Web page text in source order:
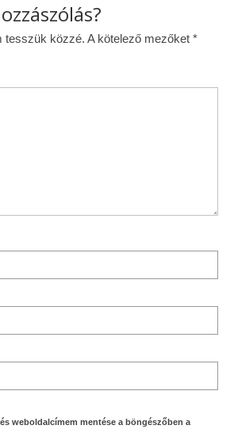
tesszük közzé. A kötelező mezőket *
weboldalcímem mentése a böngészőben a